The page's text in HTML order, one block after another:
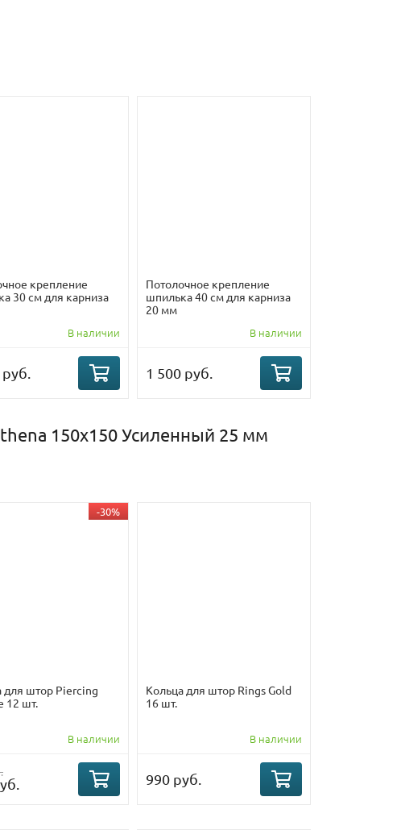
крепление
30 см для карниза
В наличии
Потолочное крепление
шпилька 40 см для карниза
20 мм
В наличии
1 500 руб.
150х150 Усиленный 25 мм
-30%
для штор Piercing
12 шт.
В наличии
Кольца для штор Rings Gold
16 шт.
В наличии
990 руб.